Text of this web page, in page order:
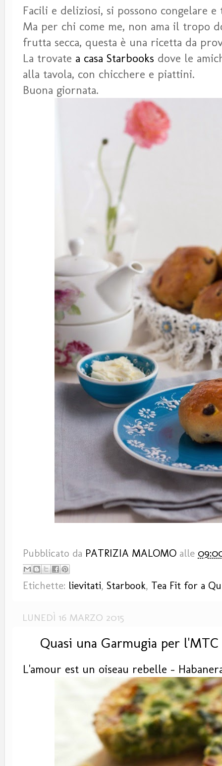
Facili e deliziosi, si possono congelare
Ma per chi come me, non ama il tropo
frutta secca, questa è una ricetta da
La trovate a casa Starbooks dove le
alla tavola, con chicchere e piattini.
Buona giornata.
Pubblicato da PATRIZIA MALOMO alle
Etichette: lievitati, Starbook, Tea Fit for a
LUNEDÌ 16 MARZO 2015
Quasi una Garmugia per
L'amour est un oiseau rebelle -